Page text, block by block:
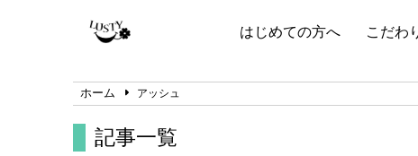
はじめての方へ こだわ
ホーム アッシュ
記事一覧